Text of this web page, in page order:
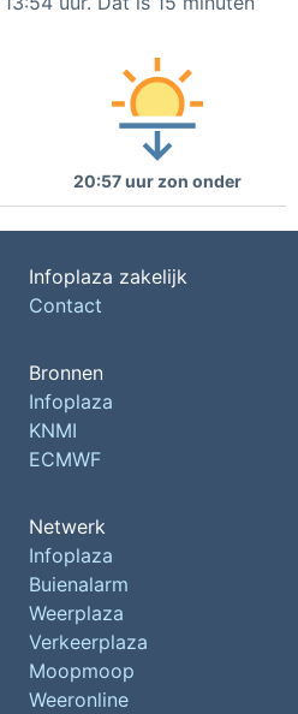
20:57 uur zon onder
Infoplaza zakelijk
Contact
Bronnen
Infoplaza
KNMI
ECMWF
Netwerk
Infoplaza
Buienalarm
Weerplaza
Verkeerplaza
Moopmoop
Weeronline